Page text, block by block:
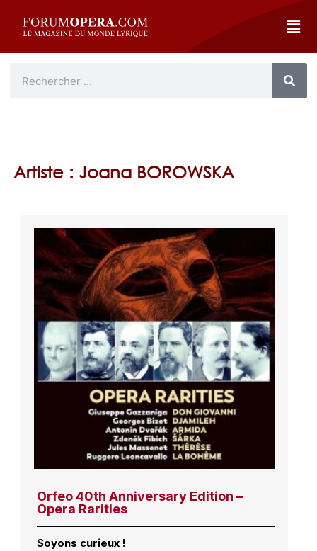
Artiste : Joana BOROWSKA
Orfeo 40th Anniversary Edition –
Opera Rarities
Soyons curieux !